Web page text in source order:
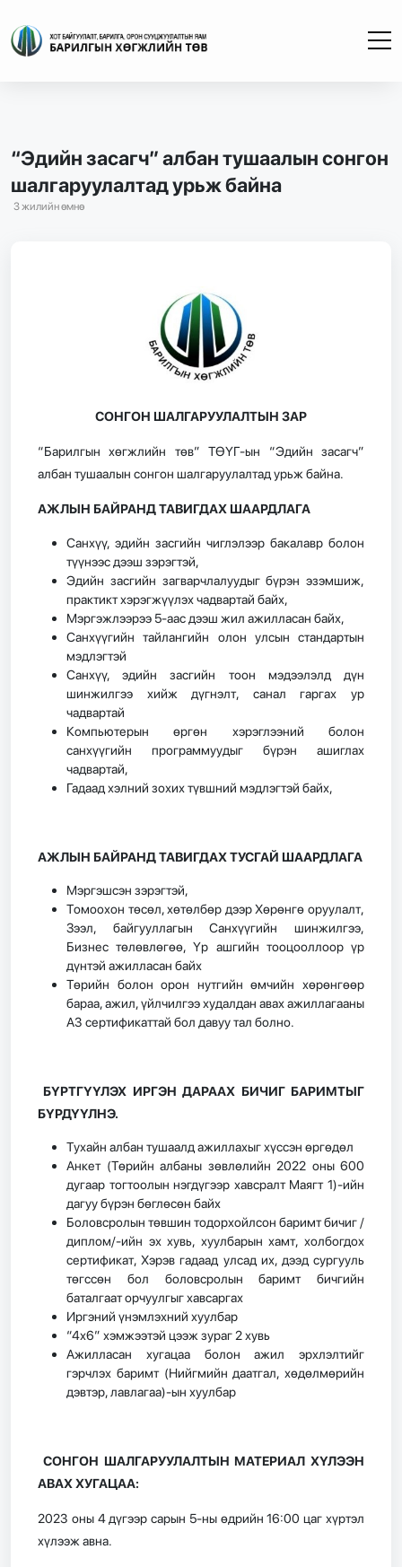
“Эдийн засагч” албан тушаалын сонгон
шалгаруулалтад урьж байна
3 жилийн өмнө
СОНГОН ШАЛГАРУУЛАЛТЫН ЗАР
“Барилгын хөгжлийн төв” ТӨҮГ-ын “Эдийн засагч”
албан тушаалын сонгон шалгаруулалтад урьж байна.
АЖЛЫН БАЙРАНД ТАВИГДАХ ШААРДЛАГА
Санхүү, эдийн засгийн чиглэлээр бакалавр болон
түүнээс дээш зэрэгтэй,
Эдийн засгийн загварчлалуудыг бүрэн эзэмшиж,
практикт хэрэгжүүлэх чадвартай байх,
Мэргэжлээрээ 5-аас дээш жил ажилласан байх,
Санхүүгийн тайлангийн олон улсын стандартын
мэдлэгтэй
Санхүү, эдийн засгийн тоон мэдээлэлд дүн
шинжилгээ хийж дүгнэлт, санал гаргах ур
чадвартай
Компьютерын өргөн хэрэглээний болон
санхүүгийн программуудыг бүрэн ашиглах
чадвартай,
Гадаад хэлний зохих түвшний мэдлэгтэй байх,
АЖЛЫН БАЙРАНД ТАВИГДАХ ТУСГАЙ ШААРДЛАГА
Мэргэшсэн зэрэгтэй,
Томоохон төсөл, хөтөлбөр дээр Хөрөнгө оруулалт,
Зээл, байгууллагын Санхүүгийн шинжилгээ,
Бизнес төлөвлөгөө, Үр ашгийн тооцооллоор үр
дүнтэй ажилласан байх
Төрийн болон орон нутгийн өмчийн хөрөнгөөр
бараа, ажил, үйлчилгээ худалдан авах ажиллагааны
А3 сертификаттай бол давуу тал болно.
БҮРТГҮҮЛЭХ ИРГЭН ДАРААХ БИЧИГ БАРИМТЫГ
БҮРДҮҮЛНЭ.
Тухайн албан тушаалд ажиллахыг хүссэн өргөдөл
Анкет (Төрийн албаны зөвлөлийн 2022 оны 600
дугаар тогтоолын нэгдүгээр хавсралт Маягт 1)-ийн
дагуу бүрэн бөглөсөн байх
Боловсролын төвшин тодорхойлсон баримт бичиг /
диплом/-ийн эх хувь, хуулбарын хамт, холбогдох
сертификат, Хэрэв гадаад улсад их, дээд сургууль
төгссөн бол боловсролын баримт бичгийн
баталгаат орчуулгыг хавсаргах
Иргэний үнэмлэхний хуулбар
“4х6” хэмжээтэй цээж зураг 2 хувь
Ажилласан хугацаа болон ажил эрхлэлтийг
гэрчлэх баримт (Нийгмийн даатгал, хөдөлмөрийн
дэвтэр, лавлагаа)-ын хуулбар
СОНГОН ШАЛГАРУУЛАЛТЫН МАТЕРИАЛ ХҮЛЭЭН
АВАХ ХУГАЦАА:
2023 оны 4 дүгээр сарын 5-ны өдрийн 16:00 цаг хүртэл
хүлээж авна.